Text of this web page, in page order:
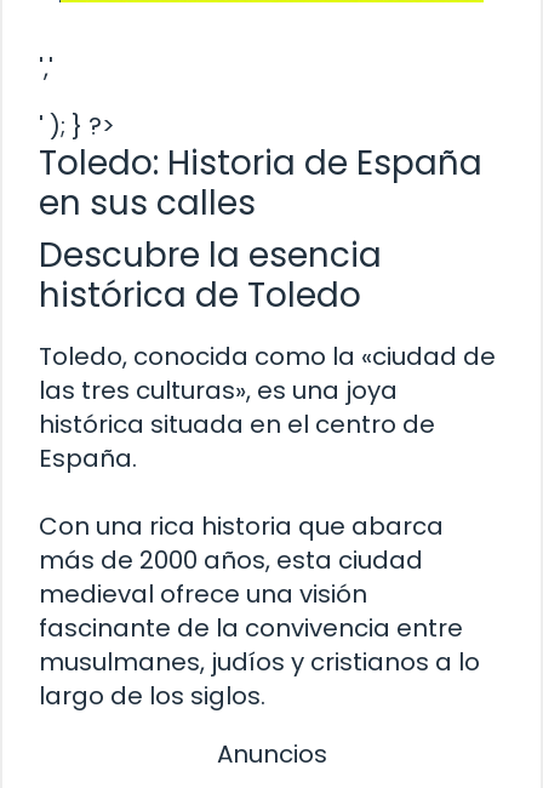
','
' ); } ?>
Toledo: Historia de España
en sus calles
Descubre la esencia
histórica de Toledo
Toledo, conocida como la «ciudad de
las tres culturas», es una joya
histórica situada en el centro de
España.
Con una rica historia que abarca
más de 2000 años, esta ciudad
medieval ofrece una visión
fascinante de la convivencia entre
musulmanes, judíos y cristianos a lo
largo de los siglos.
Anuncios